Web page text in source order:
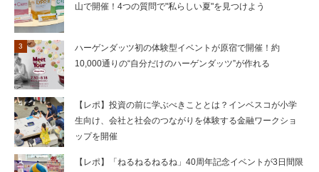
山で開催！4つの質問で"私らしい夏"を見つけよう
ハーゲンダッツ初の体験型イベントが原宿で開催！約
10,000通りの“自分だけのハーゲンダッツ”が作れる
【レポ】投資の前に学ぶべきこととは？インベスコが小学
生向け、会社と社会のつながりを体験する金融ワークショ
ップを開催
【レポ】「ねるねるねるね」40周年記念イベントが3日間限